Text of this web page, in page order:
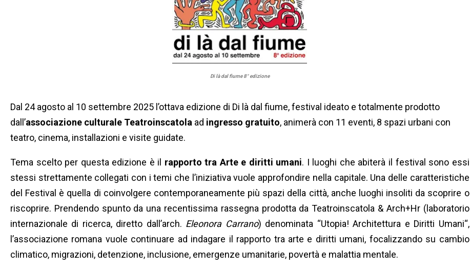
Di là dal fiume 8° edizione
Dal 24 agosto al 10 settembre 2025 l’ottava edizione di Di là dal fiume, festival ideato e totalmente prodotto
dall’associazione culturale Teatroinscatola ad ingresso gratuito, animerà con 11 eventi, 8 spazi urbani con
teatro, cinema, installazioni e visite guidate.
Tema scelto per questa edizione è il rapporto tra Arte e diritti umani. I luoghi che abiterà il festival sono essi
stessi strettamente collegati con i temi che l’iniziativa vuole approfondire nella capitale. Una delle caratteristiche
del Festival è quella di coinvolgere contemporaneamente più spazi della città, anche luoghi insoliti da scoprire o
riscoprire. Prendendo spunto da una recentissima rassegna prodotta da Teatroinscatola & Arch+Hr (laboratorio
internazionale di ricerca, diretto dall’arch. Eleonora Carrano) denominata “Utopia! Architettura e Diritti Umani“,
l’associazione romana vuole continuare ad indagare il rapporto tra arte e diritti umani, focalizzando su cambio
climatico, migrazioni, detenzione, inclusione, emergenze umanitarie, povertà e malattia mentale.